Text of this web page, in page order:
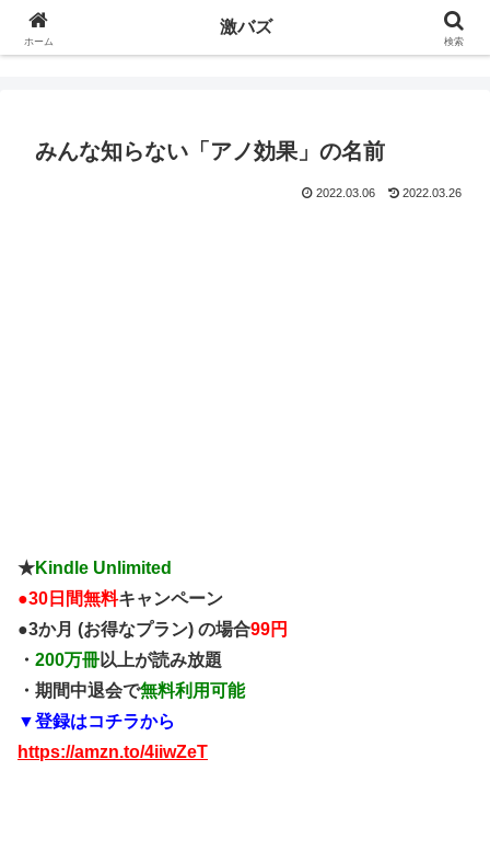
みんな知らない「アノ効果」の名前
2022.03.06 2022.03.26
★Kindle Unlimited
●30日間無料キャンペーン
●3か月 (お得なプラン) の場合99円
・ 200万冊以上が読み放題
・期間中退会で無料利用可能
▼登録はコチラから
https://amzn.to/4iiwZeT
ホーム
激バズ
検索